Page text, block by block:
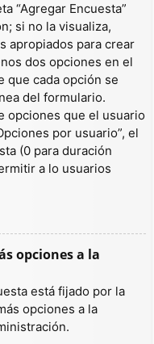
“Agregar Encuesta”
si no la visualiza,
apropiados para crear
dos opciones en el
que cada opción se
del formulario.
opciones que el usuario
por usuario”, el
(0 para duración
a lo usuarios
opciones a la
está fijado por la
opciones a la